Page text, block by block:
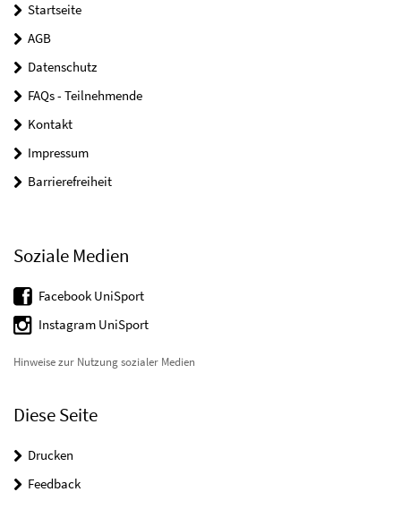
Startseite
AGB
Datenschutz
FAQs - Teilnehmende
Kontakt
Impressum
Barrierefreiheit
Soziale Medien
Facebook UniSport
Instagram UniSport
Hinweise zur Nutzung sozialer Medien
Diese Seite
Drucken
Feedback